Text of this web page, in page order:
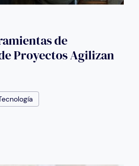
de
Proyectos Agilizan